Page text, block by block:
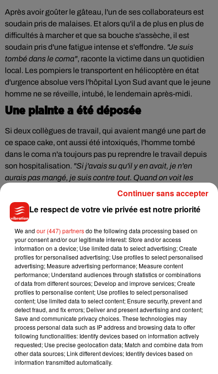
Après avoir goûter le gâteau, l'un de ses collaborateurs est
soudain pris de malaises. Et alors qu'il a de plus en plus de
difficultés à marcher et que sa bouche s'assèche, il est
soudain pris d'une fatigue intense et s'effondre. "Je suis
tombé dans le coma", raconte la victime dans un quotidien
local. Les pompiers le transportent en hélicoptère en état
d'urgence absolue vers l'hôpital Lyon Sud avant que le jeune
homme ne se réveille, intubé, le lendemain après-midi.
Une plainte a été déposée
Si deux collègues de travail, qui avaient mangé une part de
ce space cake, ont aussi été intoxiqués, l'homme tombé
dans le coma n'a toujours pas pu reprendre le travail depuis
son hospitalisation. "Si j'avais su qu'il y en avait, je n'en
aurais pas mangé, je suis contre tout. Quand on voit les
a confié la victime. L'homme a
déposé plainte.
Musique
7 août 2026
Julien Lieb s’essaye à la vie de chatelain
dans son nouveau clip
7 août 2026
Madonna sort enfin le remix de « Love
Sensation » avec Kylie Minogue
Le respect de votre vie privée est notre priorité
We and our (447) partnersdo the following data processing based on
your consent and/or our legitimate interest: Store and/or access
information on a device; Use limited data to select advertising; Create
profiles for personalised advertising; Use profiles to select personalised
advertising; Measure advertising performance; Measure content
performance; Understand audiences through statistics or combinations
of data from different sources; Develop and improve services; Create
profiles to personalise content; Use profiles to select personalised
content; Use limited data to select content; Ensure security, prevent and
detect fraud, and fix errors; Deliver and present advertising and content;
Save and communicate privacy choices. These technologies may
process personal data such as IP address and browsing data to offer
following functionalities: Identify devices based on information actively
requested; Use precise geolocation data; Match and combine data from
other data sources; Link different devices; Identify devices based on
information transmitted automatically.
Continuer sans accepter